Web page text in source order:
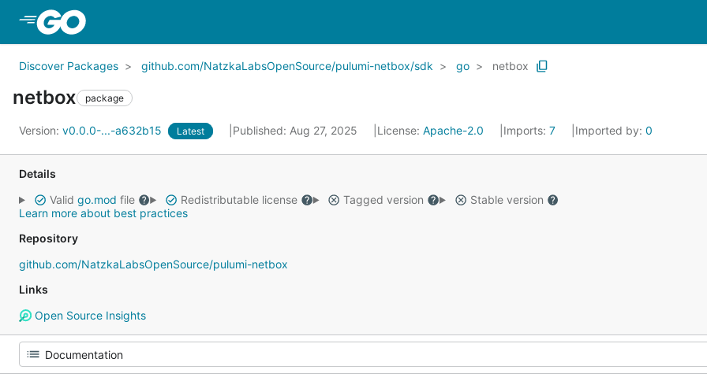
Discover Packages github.com/NatzkaLabsOpenSource/pulumi-netbox/sdk go netbox
netbox package
Version: v0.0.0-...-a632b15 Latest Published: Aug 27, 2025 License: Apache-2.0 Imports: 7 Imported by: 0
Details
Valid go.mod file Redistributable license Tagged version
Stable version
Learn more about best practices
Repository
github.com/NatzkaLabsOpenSource/pulumi-netbox
Links
Open Source Insights